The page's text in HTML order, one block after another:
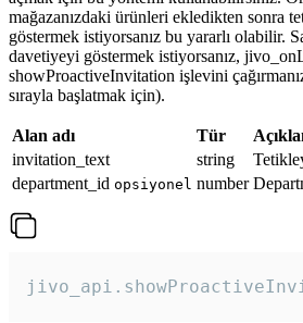
mağazanızdaki ürünleri ekledikten sonra
göstermek istiyorsanız bu yararlı olabilir.
davetiyeyi göstermek istiyorsanız,
showProactiveInvitation işlevini
sırayla başlatmak için).
Alan adı Tür
invitation_text
string
department_id opsiyonel number